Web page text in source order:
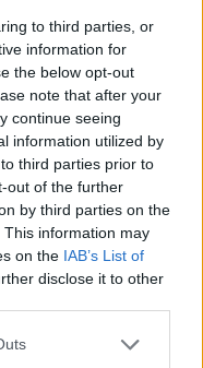
to third parties, or
information for
the below opt-out
note that after your
continue seeing
information utilized by
third parties prior to
out of the further
by third parties on the
This information may
on the IAB’s List of
disclose it to other
one or more Google
ο προπονητής
ομοίως ο
στο Eurohoops:
με τον
παίκτης του
των "πράσινων",
με την